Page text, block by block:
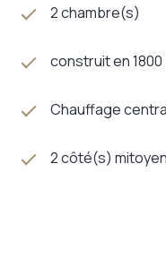
2 chambre(s)
construit en 1800
Chauffage
2 côté(s)